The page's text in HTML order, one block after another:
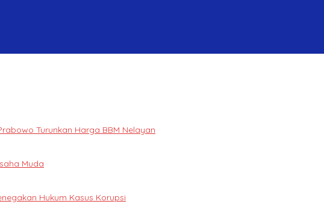
Turunkan Harga BBM Nelayan
Muda
Hukum Kasus Korupsi